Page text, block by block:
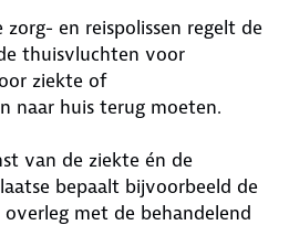
zorg- en reispolissen regelt de
thuisvluchten voor
ziekte of
naar huis terug moeten.
van de ziekte én de
bepaalt bijvoorbeeld de
met de behandelend